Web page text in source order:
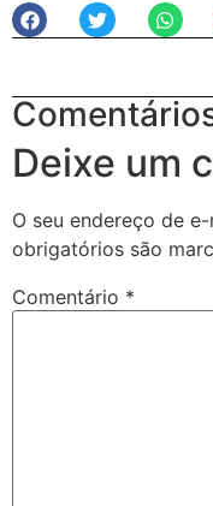
Deixe um
O seu endereço de
obrigatórios são
Comentário *